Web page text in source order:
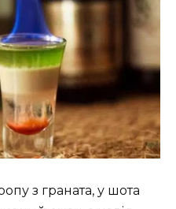
g
u
l
s
c
r
e
e
з граната, у шота